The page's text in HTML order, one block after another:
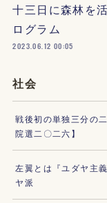
十三日に森林を
ログラム
2023.06.12 00:05
社会
戦後初の単独三分の
院選二〇二六】
左翼とは『ユダヤ主
ヤ派